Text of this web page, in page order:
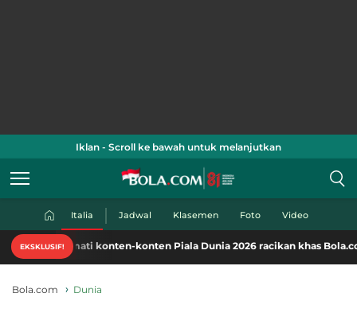
Iklan - Scroll ke bawah untuk melanjutkan
Italia Jadwal Klasemen Foto Video
EKSKLUSIF!
konten-konten Piala Dunia 2026 racikan khas Bola.com. Klik di
Bola.com Dunia